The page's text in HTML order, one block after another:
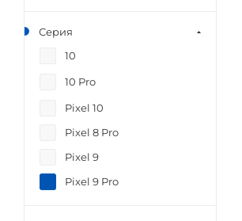
Серия
10
10 Pro
Pixel 10
Pixel 8 Pro
Pixel 9
Pixel 9 Pro